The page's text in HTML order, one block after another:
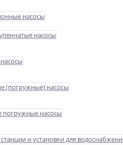
насосы
насосы
(погружные) насосы
насосы
и установки для